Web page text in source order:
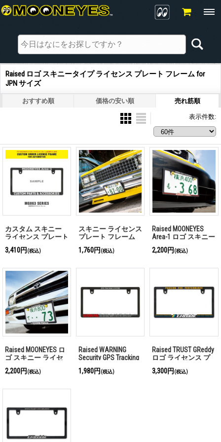
Raised ロゴ スキニータイプ ライセンス プレート フレーム for
JPN サイズ
おすすめ順 価格の安い順 売れ筋順
表示件数:
カスタム スキニー
ライセンス プレート
で カッティングシー
3,410円 (税込)
スキニー ライセンス
プレート フレーム
1,760円 (税込)
Raised MOONEYES
Area-1 ロゴ スキニー
フレーム
2,200円 (税込)
Raised MOONEYES ロ
ゴ スキニー ライセ
ーム
2,200円 (税込)
Raised WARNING
Security GPS Tracking
プレート フレーム
1,980円 (税込)
Raised TRUST GReddy
ロゴ ライセンス プ
3,300円 (税込)